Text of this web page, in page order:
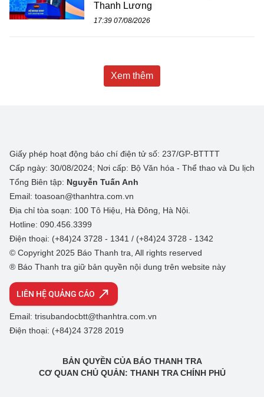
Thanh Lương
17:39 07/08/2026
Xem thêm
Giấy phép hoạt động báo chí điện tử số: 237/GP-BTTTT
Cấp ngày: 30/08/2024; Nơi cấp: Bộ Văn hóa - Thể thao và Du lịch
Tổng Biên tập: Nguyễn Tuấn Anh
Email: toasoan@thanhtra.com.vn
Địa chỉ tòa soạn: 100 Tô Hiệu, Hà Đông, Hà Nội.
Hotline: 090.456.3399
Điện thoại: (+84)24 3728 - 1341 / (+84)24 3728 - 1342
© Copyright 2025 Báo Thanh tra, All rights reserved
® Báo Thanh tra giữ bản quyền nội dung trên website này
LIÊN HỆ QUẢNG CÁO
Email: trisubandocbtt@thanhtra.com.vn
Điện thoại: (+84)24 3728 2019
BẢN QUYỀN CỦA BÁO THANH TRA
CƠ QUAN CHỦ QUẢN: THANH TRA CHÍNH PHỦ